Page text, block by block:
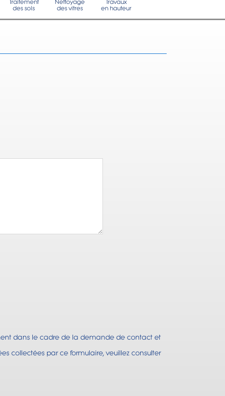
Traitement
des sols
Nettoyage
des vitres
Travaux
en hauteur
dans le cadre de la demande de contact et
collectées par ce formulaire, veuillez consulter